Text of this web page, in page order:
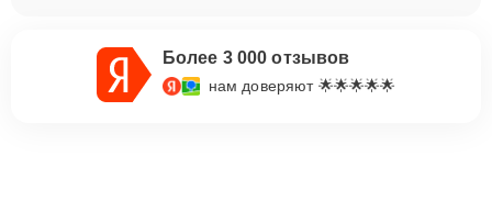
Более 3 000 отзывов
нам доверяют 🌟🌟🌟🌟🌟